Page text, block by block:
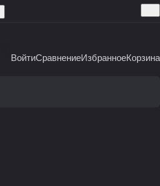
ВойтиСравнениеИзбранноеКорзина